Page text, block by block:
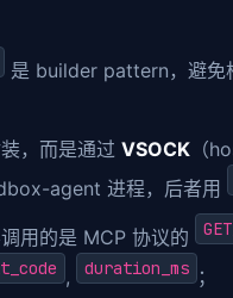
是 builder pattern，避免
，而是通过 VSOCK （
agent 进程，后者用
用的是 MCP 协议的
, duration_ms ；